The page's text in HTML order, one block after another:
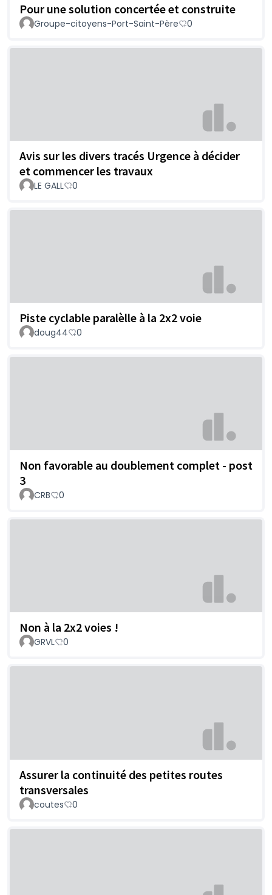
Pour une solution concertée et construite
Groupe-citoyens-Port-Saint-Père 0
Avis sur les divers tracés Urgence à décider
et commencer les travaux
LE GALL 0
Piste cyclable paralèlle à la 2x2 voie
doug44 0
Non favorable au doublement complet - post
3
CRB 0
Non à la 2x2 voies !
GRVL 0
Assurer la continuité des petites routes
transversales
coutes 0